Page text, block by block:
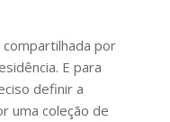
por
E para
definir a
uma coleção de